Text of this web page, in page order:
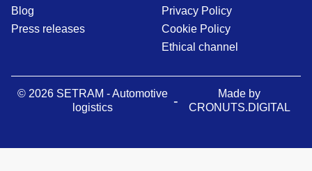
Blog
Press releases
Privacy Policy
Cookie Policy
Ethical channel
© 2026 SETRAM - Automotive
logistics
-
Made by
CRONUTS.DIGITAL